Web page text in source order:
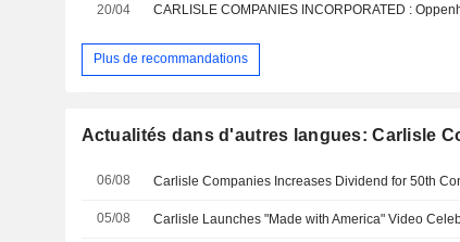
20/04 CARLISLE COMPANIES INCORPORATED :
Plus de recommandations
Actualités dans d'autres langues: Carlisle
06/08 Carlisle Companies Increases Dividend for 50th
05/08